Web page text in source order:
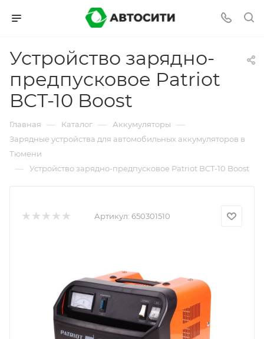
Устройство зарядно-
предпусковое Patriot
BCT-10 Boost
Главная — Каталог — Аккумуляторы —
Зарядные устройства для автомобильных аккумуляторов в
Тюмени
— Устройство зарядно-предпусковое Patriot BCT-10 Boost
Артикул: 650301510